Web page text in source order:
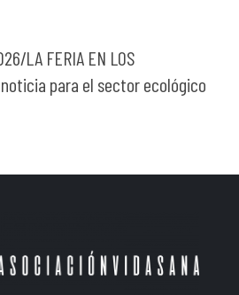
LA FERIA EN LOS
noticia para el sector ecológico